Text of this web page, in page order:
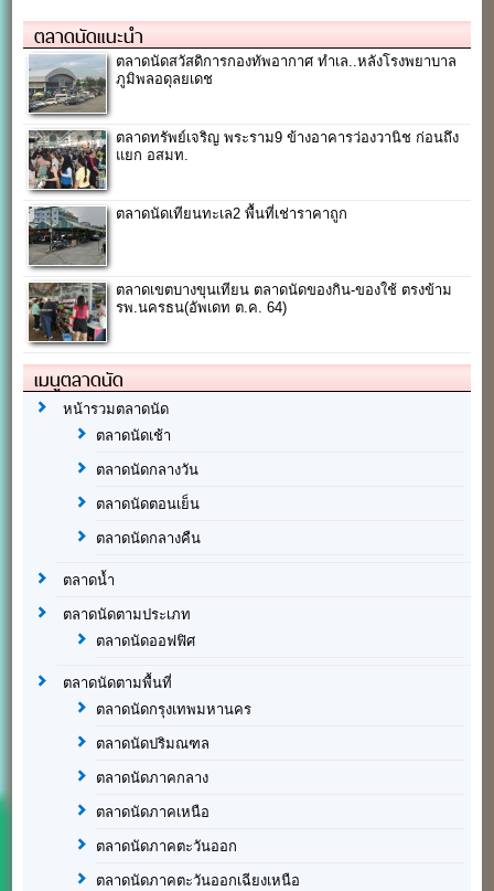
ตลาดนัดแนะนำ
ตลาดนัดสวัสดิการกองทัพอากาศ ทำเล..หลังโรงพยาบาล
ภูมิพลอดุลยเดช
ตลาดทรัพย์เจริญ พระราม9 ข้างอาคารว่องวานิช ก่อนถึง
แยก อสมท.
ตลาดนัดเทียนทะเล2 พื้นที่เช่าราคาถูก
ตลาดเขตบางขุนเทียน ตลาดนัดของกิน-ของใช้ ตรงข้าม
รพ.นครธน(อัพเดท ต.ค. 64)
เมนูตลาดนัด
หน้ารวมตลาดนัด
ตลาดนัดเช้า
ตลาดนัดกลางวัน
ตลาดนัดตอนเย็น
ตลาดนัดกลางคืน
ตลาดน้ำ
ตลาดนัดตามประเภท
ตลาดนัดออฟฟิศ
ตลาดนัดตามพื้นที่
ตลาดนัดกรุงเทพมหานคร
ตลาดนัดปริมณฑล
ตลาดนัดภาคกลาง
ตลาดนัดภาคเหนือ
ตลาดนัดภาคตะวันออก
ตลาดนัดภาคตะวันออกเฉียงเหนือ